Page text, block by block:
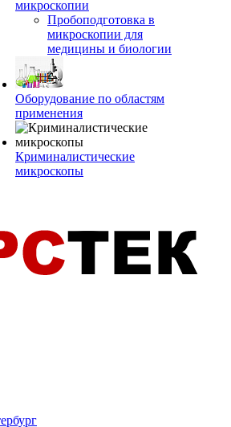
микроскопии
Пробоподготовка в
микроскопии для
медицины и биологии
Оборудование по областям
применения
Криминалистические
микроскопы